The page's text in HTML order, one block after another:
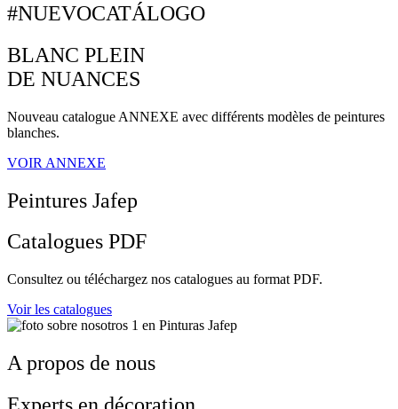
#NUEVOCATÁLOGO
BLANC PLEIN
DE NUANCES
Nouveau catalogue ANNEXE avec différents modèles de peintures
blanches.
VOIR ANNEXE
Peintures Jafep
Catalogues PDF
Consultez ou téléchargez nos catalogues au format PDF.
Voir les catalogues
A propos de nous